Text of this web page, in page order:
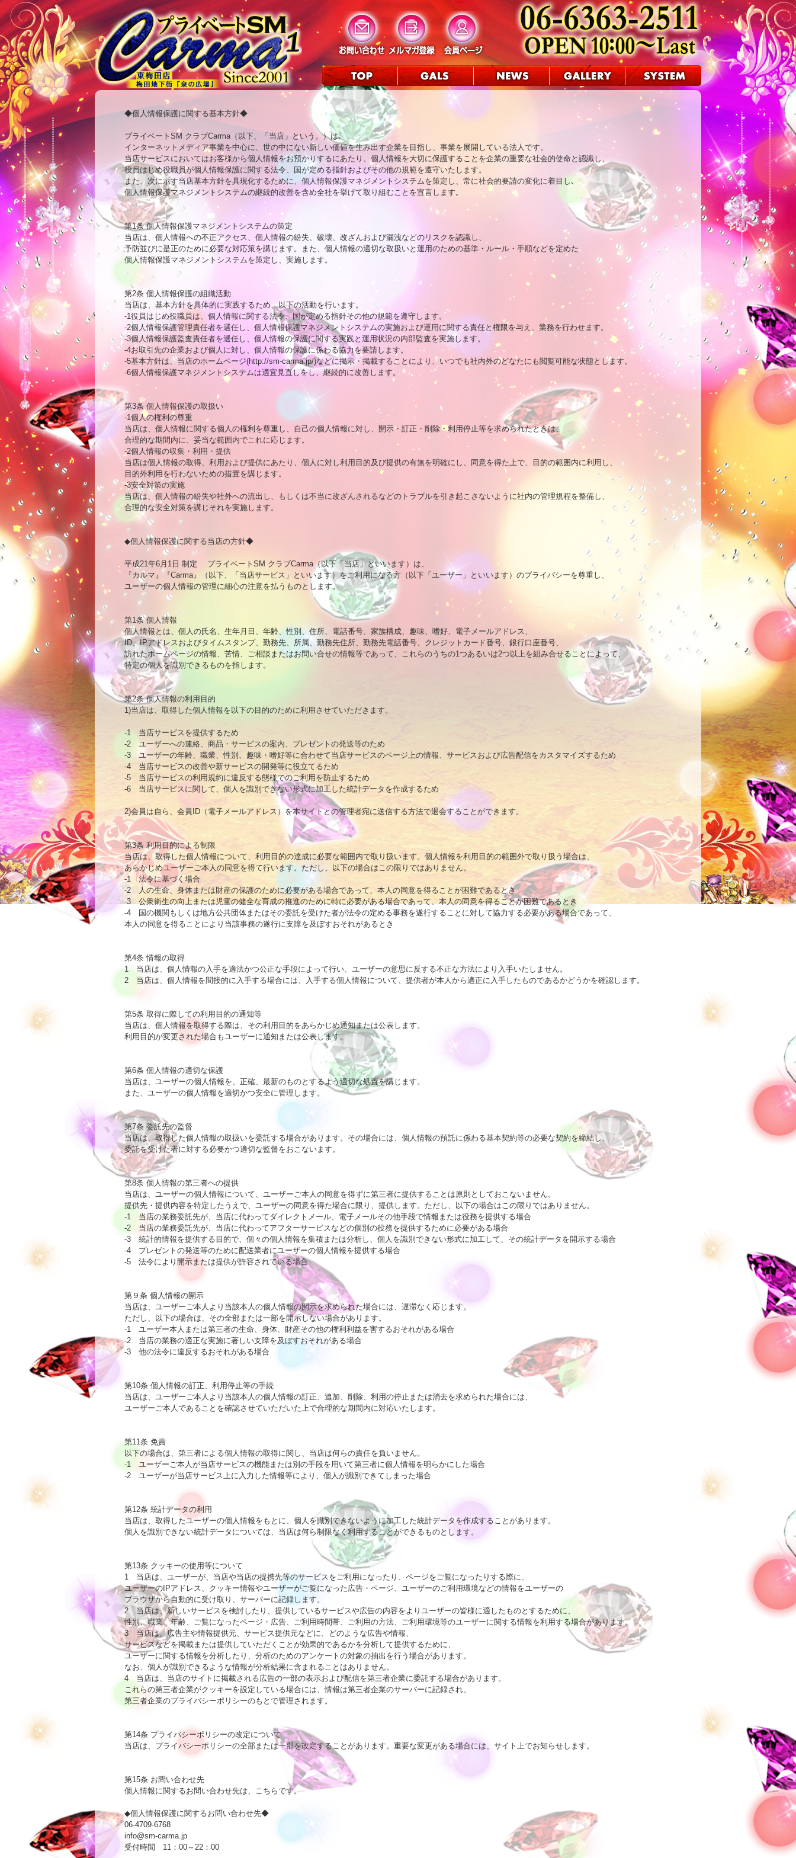
◆個人情報保護に関する基本方針◆
プライベートSM クラブCarma（以下、「当店」という。）は､
インターネットメディア事業を中心に、世の中にない新しい価値を生み出す企業を目指し、事業を展開している法人です。
当店サービスにおいてはお客様から個人情報をお預かりするにあたり、個人情報を大切に保護することを企業の重要な社会的使命と認識し、
役員はじめ役職員が個人情報保護に関する法令、国が定める指針およびその他の規範を遵守いたします。
また、次に示す当店基本方針を具現化するために、個人情報保護マネジメントシステムを策定し、常に社会的要請の変化に着目し､
個人情報保護マネジメントシステムの継続的改善を含め全社を挙げて取り組むことを宣言します。
第1条 個人情報保護マネジメントシステムの策定
当店は、個人情報への不正アクセス、個人情報の紛失、破壊、改ざんおよび漏洩などのリスクを認識し、
予防並びに是正のために必要な対応策を講じます。また、個人情報の適切な取扱いと運用のための基準・ルール・手順などを定めた
個人情報保護マネジメントシステムを策定し、実施します。
第2条 個人情報保護の組織活動
当店は、基本方針を具体的に実践するため、以下の活動を行います。
-1役員はじめ役職員は、個人情報に関する法令、国が定める指針その他の規範を遵守します。
-2個人情報保護管理責任者を選任し、個人情報保護マネジメントシステムの実施および運用に関する責任と権限を与え、業務を行わせます。
-3個人情報保護監査責任者を選任し、個人情報の保護に関する実践と運用状況の内部監査を実施します。
-4お取引先の企業および個人に対し、個人情報の保護に係わる協力を要請します。
-5基本方針は、当店のホームページ(http://sm-carma.jp/)などに掲示・掲載することにより、いつでも社内外のどなたにも閲覧可能な状態とします。
-6個人情報保護マネジメントシステムは適宜見直しをし、継続的に改善します。
第3条 個人情報保護の取扱い
-1個人の権利の尊重
当店は、個人情報に関する個人の権利を尊重し、自己の個人情報に対し、開示・訂正・削除・利用停止等を求められたときは、
合理的な期間内に、妥当な範囲内でこれに応じます。
-2個人情報の収集・利用・提供
当店は個人情報の取得、利用および提供にあたり、個人に対し利用目的及び提供の有無を明確にし、同意を得た上で、目的の範囲内に利用し、
目的外利用を行わないための措置を講じます。
-3安全対策の実施
当店は、個人情報の紛失や社外への流出し、もしくは不当に改ざんされるなどのトラブルを引き起こさないように社内の管理規程を整備し、
合理的な安全対策を講じそれを実施します。
◆個人情報保護に関する当店の方針◆
平成21年6月1日 制定 　プライベートSM クラブCarma（以下「当店」といいます）は、
『カルマ』『Carma』（以下、「当店サービス」といいます）をご利用になる方（以下「ユーザー」といいます）のプライバシーを尊重し、
ユーザーの個人情報の管理に細心の注意を払うものとします。
第1条 個人情報
個人情報とは、個人の氏名、生年月日、年齢、性別、住所、電話番号、家族構成、趣味、嗜好、電子メールアドレス、
ID、IPアドレスおよびタイムスタンプ、勤務先、所属、勤務先住所、勤務先電話番号、クレジットカード番号、銀行口座番号、
訪れたホームページの情報、苦情、ご相談またはお問い合せの情報等であって、これらのうちの1つあるいは2つ以上を組み合せることによって、
特定の個人を識別できるものを指します。
第2条 個人情報の利用目的
1)当店は、取得した個人情報を以下の目的のために利用させていただきます。
-1　当店サービスを提供するため
-2　ユーザーへの連絡、商品・サービスの案内、プレゼントの発送等のため
-3　ユーザーの年齢、職業、性別、趣味・嗜好等に合わせて当店サービスのページ上の情報、サービスおよび広告配信をカスタマイズするため
-4　当店サービスの改善や新サービスの開発等に役立てるため
-5　当店サービスの利用規約に違反する態様でのご利用を防止するため
-6　当店サービスに関して、個人を識別できない形式に加工した統計データを作成するため
2)会員は自ら、会員ID（電子メールアドレス）を本サイトとの管理者宛に送信する方法で退会することができます。
第3条 利用目的による制限
当店は、取得した個人情報について、利用目的の達成に必要な範囲内で取り扱います。個人情報を利用目的の範囲外で取り扱う場合は、
あらかじめユーザーご本人の同意を得て行います。ただし、以下の場合はこの限りではありません。
-1　法令に基づく場合
-2　人の生命、身体または財産の保護のために必要がある場合であって、本人の同意を得ることが困難であるとき
-3　公衆衛生の向上または児童の健全な育成の推進のために特に必要がある場合であって、本人の同意を得ることが困難であるとき
-4　国の機関もしくは地方公共団体またはその委託を受けた者が法令の定める事務を遂行することに対して協力する必要がある場合であって、
本人の同意を得ることにより当該事務の遂行に支障を及ぼすおそれがあるとき
第4条 情報の取得
1　当店は、個人情報の入手を適法かつ公正な手段によって行い、ユーザーの意思に反する不正な方法により入手いたしません。
2　当店は、個人情報を間接的に入手する場合には、入手する個人情報について、提供者が本人から適正に入手したものであるかどうかを確認します。
第5条 取得に際しての利用目的の通知等
当店は、個人情報を取得する際は、その利用目的をあらかじめ通知または公表します。
利用目的が変更された場合もユーザーに通知または公表します。
第6条 個人情報の適切な保護
当店は、ユーザーの個人情報を、正確、最新のものとするよう適切な処置を講じます。
また、ユーザーの個人情報を適切かつ安全に管理します。
第7条 委託先の監督
当店は、取得した個人情報の取扱いを委託する場合があります。その場合には、個人情報の預託に係わる基本契約等の必要な契約を締結し、
委託を受けた者に対する必要かつ適切な監督をおこないます。
第8条 個人情報の第三者への提供
当店は、ユーザーの個人情報について、ユーザーご本人の同意を得ずに第三者に提供することは原則としておこないません。
提供先・提供内容を特定したうえで、ユーザーの同意を得た場合に限り、提供します。ただし、以下の場合はこの限りではありません。
-1　当店の業務委託先が、当店に代わってダイレクトメール、電子メールその他手段で情報または役務を提供する場合
-2　当店の業務委託先が、当店に代わってアフターサービスなどの個別の役務を提供するために必要がある場合
-3　統計的情報を提供する目的で、個々の個人情報を集積または分析し、個人を識別できない形式に加工して、その統計データを開示する場合
-4　プレゼントの発送等のために配送業者にユーザーの個人情報を提供する場合
-5　法令により開示または提供が許容されている場合
第９条 個人情報の開示
当店は、ユーザーご本人より当該本人の個人情報の開示を求められた場合には、遅滞なく応じます。
ただし、以下の場合は、その全部または一部を開示しない場合があります。
-1　ユーザー本人または第三者の生命、身体、財産その他の権利利益を害するおそれがある場合
-2　当店の業務の適正な実施に著しい支障を及ぼすおそれがある場合
-3　他の法令に違反するおそれがある場合
第10条 個人情報の訂正、利用停止等の手続
当店は、ユーザーご本人より当該本人の個人情報の訂正、追加、削除、利用の停止または消去を求められた場合には、
ユーザーご本人であることを確認させていただいた上で合理的な期間内に対応いたします。
第11条 免責
以下の場合は、第三者による個人情報の取得に関し、当店は何らの責任を負いません。
-1　ユーザーご本人が当店サービスの機能または別の手段を用いて第三者に個人情報を明らかにした場合
-2　ユーザーが当店サービス上に入力した情報等により、個人が識別できてしまった場合
第12条 統計データの利用
当店は、取得したユーザーの個人情報をもとに、個人を識別できないように加工した統計データを作成することがあります。
個人を識別できない統計データについては、当店は何ら制限なく利用することができるものとします。
第13条 クッキーの使用等について
1　当店は、ユーザーが、当店や当店の提携先等のサービスをご利用になったり、ページをご覧になったりする際に、
ユーザーのIPアドレス、クッキー情報やユーザーがご覧になった広告・ページ、ユーザーのご利用環境などの情報をユーザーの
ブラウザから自動的に受け取り、サーバーに記録します。
2　当店は、新しいサービスを検討したり、提供しているサービスや広告の内容をよりユーザーの皆様に適したものとするために、
性別、職業、年齢、ご覧になったページ・広告、ご利用時間帯、ご利用の方法、ご利用環境等のユーザーに関する情報を利用する場合があります。
3　当店は、広告主や情報提供元、サービス提供元などに、どのような広告や情報、
サービスなどを掲載または提供していただくことが効果的であるかを分析して提供するために、
ユーザーに関する情報を分析したり、分析のためのアンケートの対象の抽出を行う場合があります。
なお、個人が識別できるような情報が分析結果に含まれることはありません。
4　当店は、当店のサイトに掲載される広告の一部の表示および配信を第三者企業に委託する場合があります。
これらの第三者企業がクッキーを設定している場合には、情報は第三者企業のサーバーに記録され、
第三者企業のプライバシーポリシーのもとで管理されます。
第14条 プライバシーポリシーの改定について
当店は、プライバシーポリシーの全部または一部を改定することがあります。重要な変更がある場合には、サイト上でお知らせします。
第15条 お問い合わせ先
個人情報に関するお問い合わせ先は、 こちらです。
◆個人情報保護に関するお問い合わせ先◆
info@sm-carma.jp